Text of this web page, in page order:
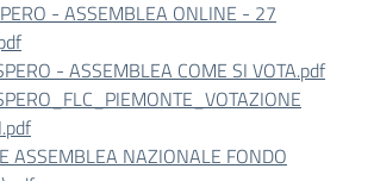
- ASSEMBLEA ONLINE - 27
- ASSEMBLEA COME SI VOTA.pdf
ASSEMBLEA NAZIONALE FONDO